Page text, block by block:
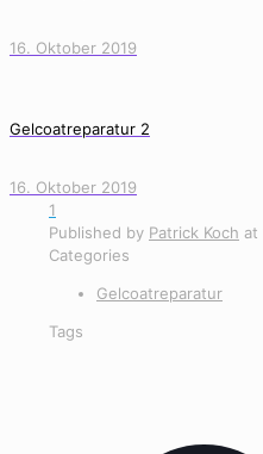
16. Oktober 2019
Gelcoatreparatur 2
16. Oktober 2019
1
Published by Patrick Koch at
Categories
Gelcoatreparatur
Tags